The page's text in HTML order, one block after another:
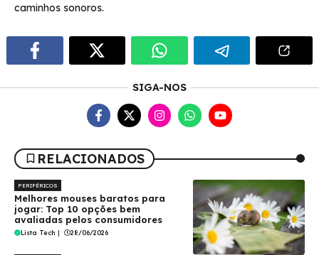
caminhos sonoros.
SIGA-NOS
RELACIONADOS
PERIFÉRICOS
Melhores mouses baratos para
jogar: Top 10 opções bem
avaliadas pelos consumidores
Lista Tech | 28/06/2026